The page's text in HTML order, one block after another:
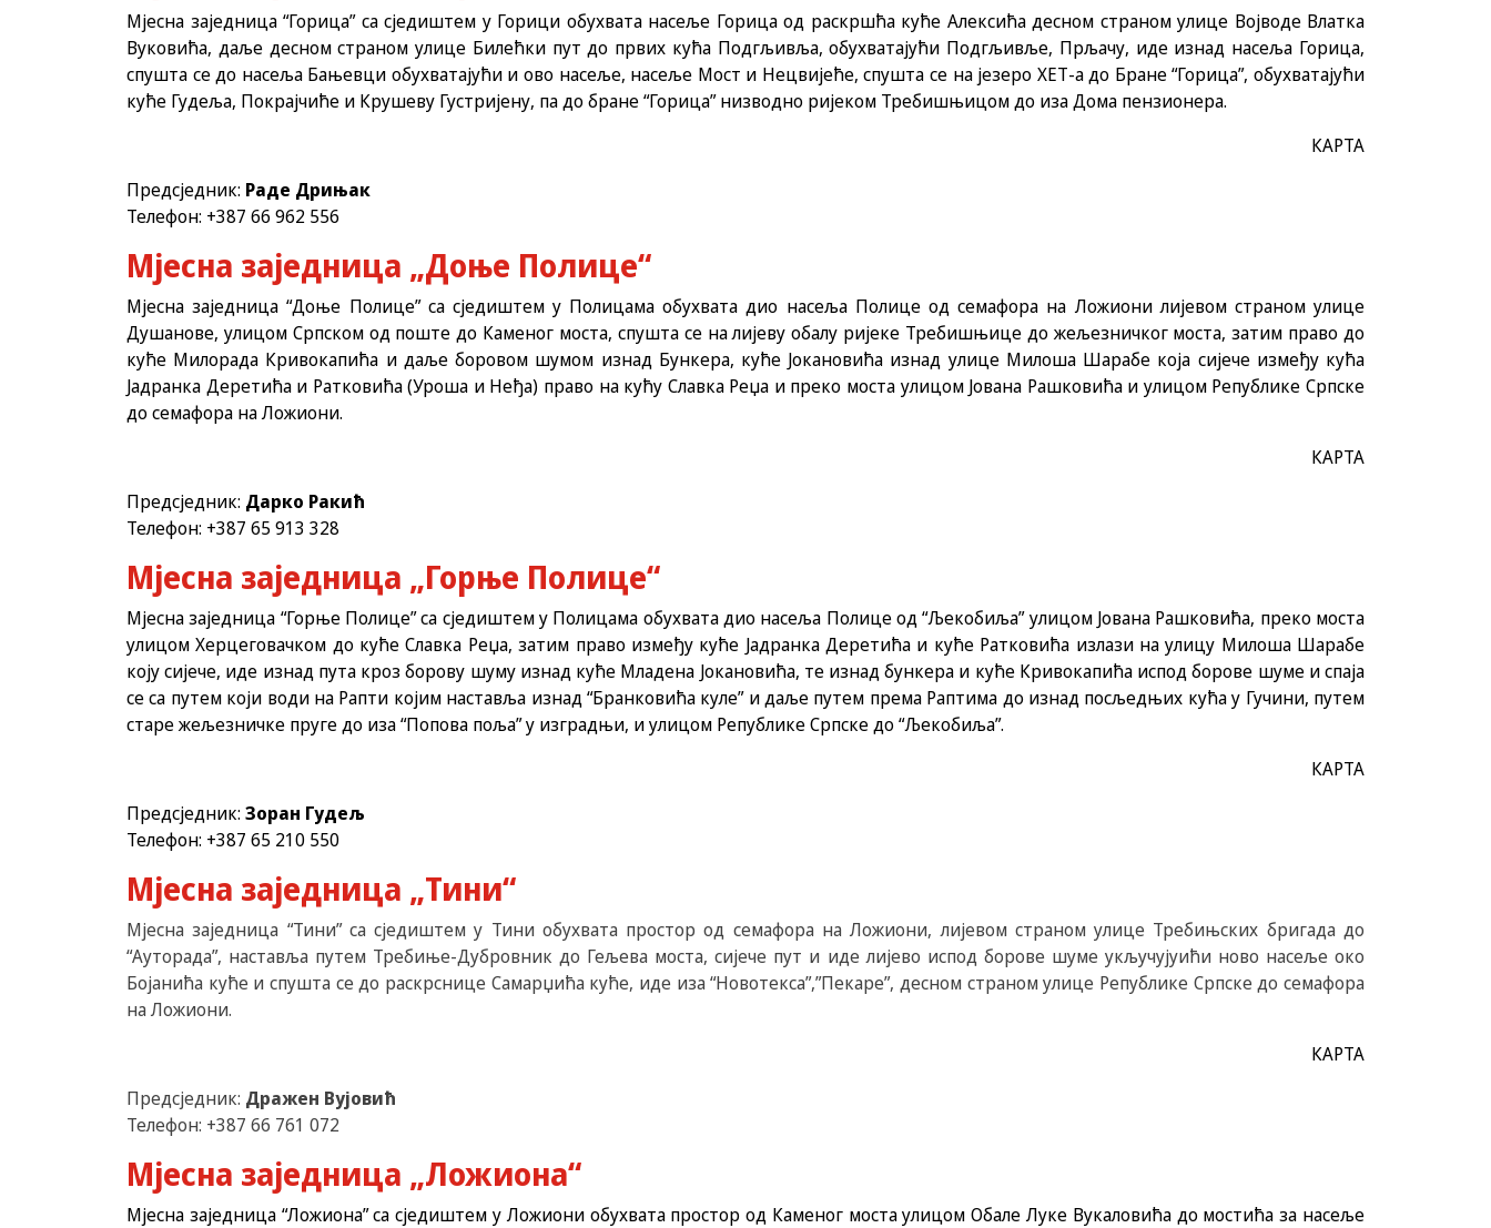
Мјесна заједница “Горица” са сједиштем у Горици обухвата насеље Горица од раскршћа куће Алексића десном страном улице Војводе Влатка
Вуковића, даље десном страном улице Билећки пут до првих кућа Подгљивља, обухватајући Подгљивље, Прљачу, иде изнад насеља Горица,
спушта се до насеља Бањевци обухватајући и ово насеље, насеље Мост и Нецвијеће, спушта се на језеро ХЕТ-а до Бране “Горица”, обухватајући
куће Гудеља, Покрајчиће и Крушеву Густријену, па до бране “Горица” низводно ријеком Требишњицом до иза Дома пензионера.
КАРТА
Предсједник: Раде Дрињак
Телефон: +387 66 962 556
Мјесна заједница „Доње Полице“
Мјесна заједница “Доње Полице” са сједиштем у Полицама обухвата дио насеља Полице од семафора на Ложиони лијевом страном улице
Душанове, улицом Српском од поште до Каменог моста, спушта се на лијеву обалу ријеке Требишњице до жељезничког моста, затим право до
куће Милорада Кривокапића и даље боровом шумом изнад Бункера, куће Јокановића изнад улице Милоша Шарабе која сијече између кућа
Јадранка Деретића и Ратковића (Уроша и Неђа) право на кућу Славка Реџа и преко моста улицом Јована Рашковића и улицом Републике Српске
до семафора на Ложиони.
КАРТА
Предсједник: Дарко Ракић
Телефон: +387 65 913 328
Мјесна заједница „Горње Полице“
Мјесна заједница “Горње Полице” са сједиштем у Полицама обухвата дио насеља Полице од “Љекобиља” улицом Јована Рашковића, преко моста
улицом Херцеговачком до куће Славка Реџа, затим право између куће Јадранка Деретића и куће Ратковића излази на улицу Милоша Шарабе
коју сијече, иде изнад пута кроз борову шуму изнад куће Младена Јокановића, те изнад бункера и куће Кривокапића испод борове шуме и спаја
се са путем који води на Рапти којим наставља изнад “Бранковића куле” и даље путем према Раптима до изнад посљедњих кућа у Гучини, путем
старе жељезничке пруге до иза “Попова поља” у изградњи, и улицом Републике Српске до “Љекобиља”.
КАРТА
Предсједник: Зоран Гудељ
Телефон: +387 65 210 550
Мјесна заједница „Тини“
Мјесна заједница “Тини” са сједиштем у Тини обухвата простор од семафора на Ложиони, лијевом страном улице Требињских бригада до
“Ауторада”, наставља путем Требиње-Дубровник до Гељева моста, сијече пут и иде лијево испод борове шуме укључујуићи ново насеље око
Бојанића куће и спушта се до раскрснице Самарџића куће, иде иза “Новотекса”,”Пекаре”, десном страном улице Републике Српске до семафора
на Ложиони.
КАРТА
Предсједник: Дражен Вујовић
Телефон: +387 66 761 072
Мјесна заједница „Ложиона“
Мјесна заједница “Ложиона” са сједиштем у Ложиони обухвата простор од Каменог моста улицом Обале Луке Вукаловића до мостића за насеље